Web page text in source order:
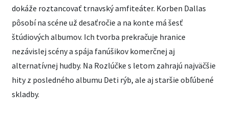
dokáže roztancovať trnavský amfiteáter. Korben Dallas
pôsobí na scéne už desaťročie a na konte má šesť
štúdiových albumov. Ich tvorba prekračuje hranice
nezávislej scény a spája fanúšikov komerčnej aj
alternatívnej hudby. Na Rozlúčke s letom zahrajú najväčšie
hity z posledného albumu Deti rýb, ale aj staršie obľúbené
skladby.